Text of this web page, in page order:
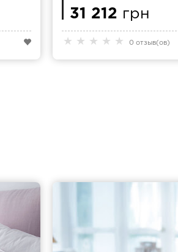
★ ★ ★ ★ ★ 0 отзыв(ов)
31 212 грн